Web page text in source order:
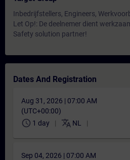
Inbedrijfstellers, Engineers,
Let Op!: De deelnemer dient
Safety solution partner!
Dates And Registration
Aug 31, 2026 | 07:00 AM
(UTC+00:00)
schedule 1 day translate NL
Sep 04, 2026 | 07:00 AM